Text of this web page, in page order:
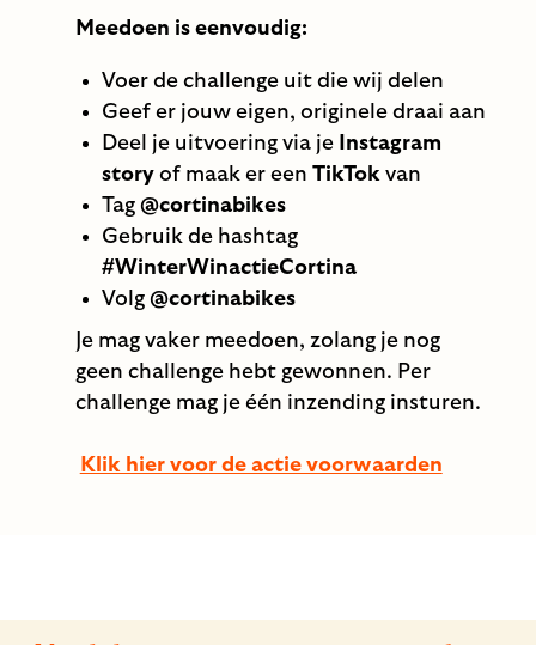
Meedoen is eenvoudig:
Voer de challenge uit die wij delen
Geef er jouw eigen, originele draai aan
Deel je uitvoering via je Instagram
story of maak er eenTikTok van
Tag@cortinabikes
Gebruik de hashtag
#WinterWinactieCortina
Volg@cortinabikes
Je mag vaker meedoen, zolang je nog
geen challenge hebt gewonnen. Per
challenge mag je één inzending insturen.
Klik hier voor de actie voorwaarden